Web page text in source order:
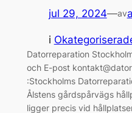
jul 29, 2024—av
i
Datorreparation
och E-post
:Stockholms
Ålstens gårdspårvägs
ligger precis vid